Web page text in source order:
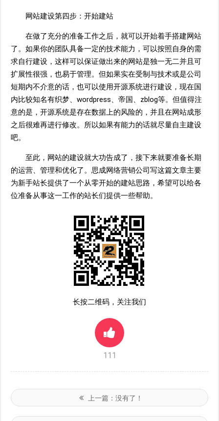
网站建设第四步：开始建站
在做了充分的准备工作之后，就可以开始着手搭建网站
了。如果你的团队具备一定的技术能力，可以按照自身的需
求自行建设，这样可以保证做出来的网站是独一无二并且可
扩展性很强，也易于管理。但如果实在受制与技术或是公司
短期内不介意的话，也可以使用开源系统进行建设，现在国
内比较知名有织梦、wordpress、帝国、zblog等。但值得注
意的是，开源系统是存在数据上的风险的，并且在网站成形
之后很难再进行修改。所以如果有能力的话就尽量自主建设
吧。
至此，网站的建设就大功告成了，接下来就要准备长期
的运营、管理和优化了。思成网络营销公司写这篇文章主要
为新手站长提供了一个从零开始的建站思路，希望可以给各
位准备从事这一工作的站长们提供一些帮助。
长按二维码，关注我们
111
上一篇： 没有了！